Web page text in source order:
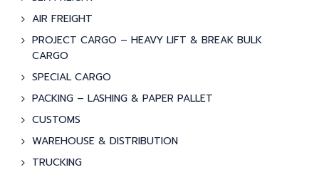
AIR FREIGHT
PROJECT CARGO – HEAVY LIFT & BREAK BULK
CARGO
SPECIAL CARGO
PACKING – LASHING & PAPER PALLET
CUSTOMS
WAREHOUSE & DISTRIBUTION
TRUCKING